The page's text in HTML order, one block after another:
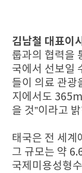
김남철 대표이
룹과의 협력을
국에서 선보일
들이 의료 관광
지에서도
을 것”이라고
태국은 전 세계
그 규모는 약
국제미용성형